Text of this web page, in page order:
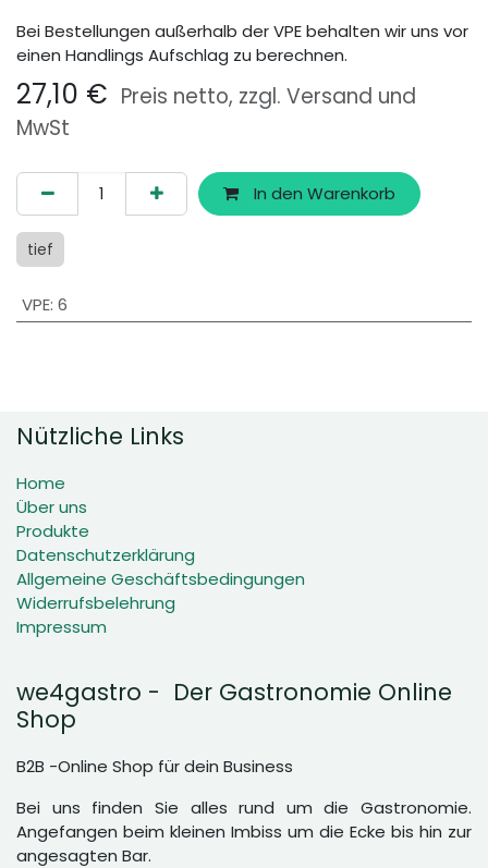
Bei Bestellungen außerhalb der VPE behalten wir uns vor
einen Handlings Aufschlag zu berechnen.
27,10 € Preis netto, zzgl. Versand und
MwSt
In den Warenkorb
tief
VPE: 6
Nützliche Links
Home
Über uns
Produkte
Datenschutzerklärung
Allgemeine Geschäftsbedingungen
Widerrufsbelehrung
Impressum
we4gastro - Der Gastronomie Online
Shop
B2B -Online Shop für dein Business
Bei uns finden Sie alles rund um die Gastronomie.
Angefangen beim kleinen Imbiss um die Ecke bis hin zur
angesagten Bar.